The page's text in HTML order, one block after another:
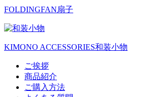
FOLDINGFAN扇子
KIMONO ACCESSORIES和装小物
ご挨拶
商品紹介
ご購入方法